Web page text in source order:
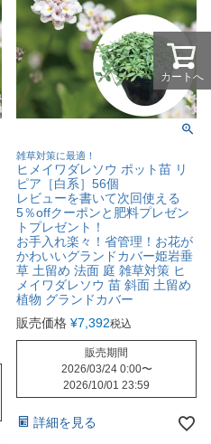
雑草対策に最適！
ヒメイワダレソウ ポット苗 リ
ピア［白系］56個
レビューを書いて次回使える
5％offクーポンと肥料プレゼン
トプレゼント！
お手入れ楽々！省管理！お花が
かわいいグランドカバー姫岩垂
草 土留め 法面 庭 雑草対策 ヒ
メイワダレソウ 苗 斜面 土留め
植物 グランドカバー
販売価格 ¥7,392税込
販売期間
2026/03/24 0:00〜
2026/10/01 23:59
詳細を見る
カートへ